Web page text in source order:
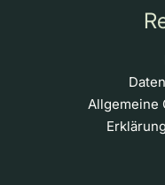
Allgemeine